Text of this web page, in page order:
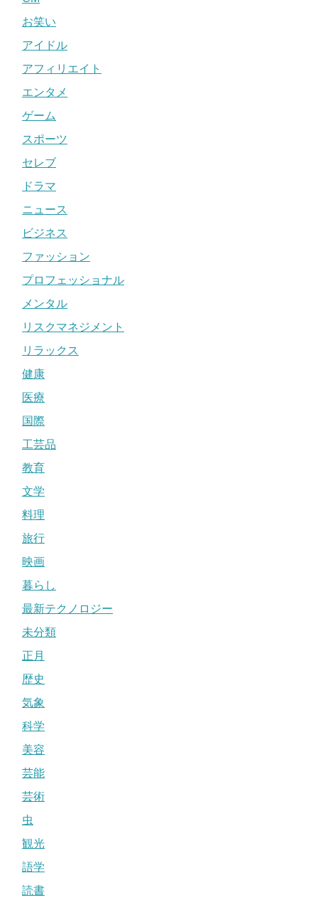
お笑い
アイドル
アフィリエイト
エンタメ
ゲーム
スポーツ
セレブ
ドラマ
ニュース
ビジネス
ファッション
プロフェッショナル
メンタル
リスクマネジメント
リラックス
健康
医療
国際
工芸品
教育
文学
料理
旅行
映画
暮らし
最新テクノロジー
未分類
正月
歴史
気象
科学
美容
芸能
芸術
虫
観光
語学
読書